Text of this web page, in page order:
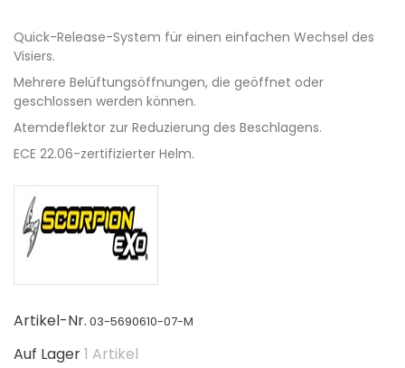
Quick-Release-System für einen einfachen Wechsel des
Visiers.
Mehrere Belüftungsöffnungen, die geöffnet oder
geschlossen werden können.
Atemdeflektor zur Reduzierung des Beschlagens.
ECE 22.06-zertifizierter Helm.
Artikel-Nr. 03-5690610-07-M
Auf Lager1 Artikel